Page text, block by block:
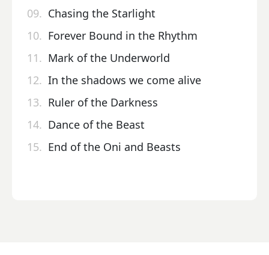
09. Chasing the Starlight
10. Forever Bound in the Rhythm
11. Mark of the Underworld
12. In the shadows we come alive
13. Ruler of the Darkness
14. Dance of the Beast
15. End of the Oni and Beasts